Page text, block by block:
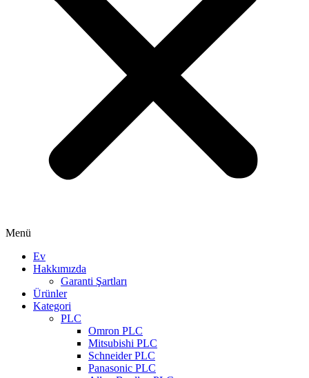
Menü
Ev
Hakkımızda
Garanti Şartları
Ürünler
Kategori
PLC
Omron PLC
Mitsubishi PLC
Schneider PLC
Panasonic PLC